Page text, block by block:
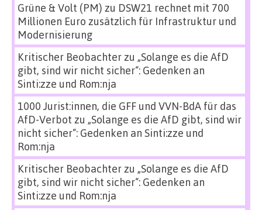
Grüne & Volt (PM) zu DSW21 rechnet mit 700
Millionen Euro zusätzlich für Infrastruktur und
Modernisierung
Kritischer Beobachterzu „Solange es die AfD
gibt, sind wir nicht sicher“: Gedenken an
Sinti:zze und Rom:nja
1000 Jurist:innen, die GFF und VVN-BdA für das
AfD-Verbot zu „Solange es die AfD gibt, sind wir
nicht sicher“: Gedenken an Sinti:zze und
Rom:nja
Kritischer Beobachterzu „Solange es die AfD
gibt, sind wir nicht sicher“: Gedenken an
Sinti:zze und Rom:nja